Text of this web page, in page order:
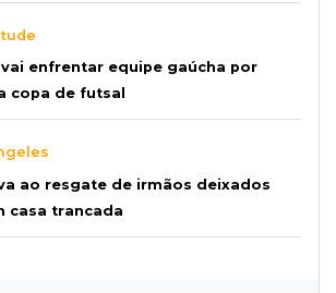
vai enfrentar equipe gaúcha por
copa de futsal
ao resgate de irmãos deixados
casa trancada